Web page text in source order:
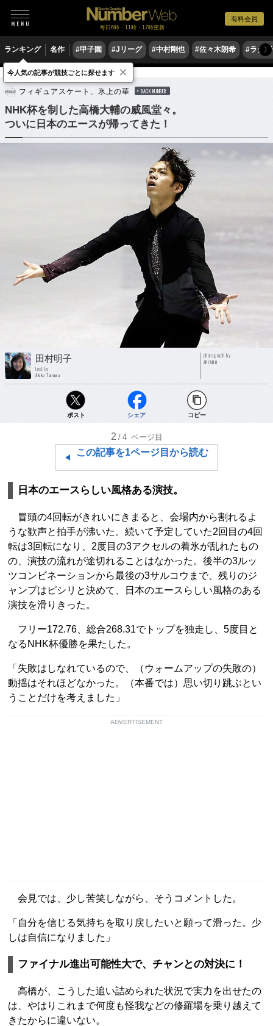
有料会員
毎日6時・11時・17時更新
ランキング 名作 #甲子園 #Jリーグ #中村剛也 #佐々木朗希 #ラグ〉
フィギュアスケート
フィギュアスケート、氷上の華 BACK NUMBER
NHK杯を制した高橋大輔の威風堂々。
ついに日本のエースが帰ってきた！
田村明子
text by
Akiko Tamura
photograph by
AP/AFLO
ポスト シェア コピー
2 /4 ページ目
この記事を1ページ目から読む
日本のエースらしい風格ある演技。
冒頭の4回転がきれいにきまると、会場内から割れるよ
うな歓声と拍手が沸いた。続いて予定していた2回目の4回
転は3回転になり、2度目の3アクセルの着氷が乱れたもの
の、演技の流れが途切れることはなかった。後半の3ルッ
ツコンビネーションから最後の3サルコウまで、残りのジ
ャンプはピシリと決めて、日本のエースらしい風格のある
演技を滑りきった。
フリー172.76、総合268.31でトップを独走し、5度目と
なるNHK杯優勝を果たした。
「失敗はしなれているので、（ウォームアップの失敗の）
動揺はそれほどなかった。（本番では）思い切り跳ぶとい
うことだけを考えました」
ADVERTISEMENT
会見では、少し苦笑しながら、そうコメントした。
「自分を信じる気持ちを取り戻したいと願って滑った。少
しは自信になりました」
ファイナル進出可能性大で、チャンとの対決に！
高橋が、こうした追い詰められた状況で実力を出せたの
は、やはりこれまで何度も怪我などの修羅場を乗り越えて
きたからに違いない。
今人気の記事が競技ごとに探せます ×